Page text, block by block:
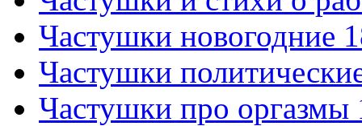
Частушки новогодние
Частушки
Частушки про оргазмы